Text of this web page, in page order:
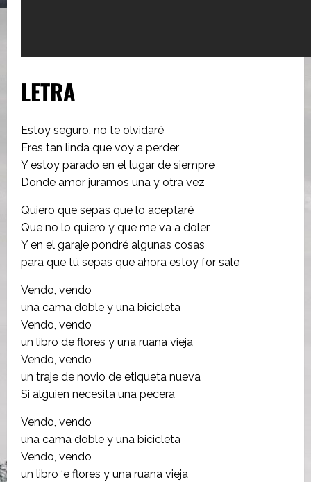
LETRA
Estoy seguro, no te olvidaré
Eres tan linda que voy a perder
Y estoy parado en el lugar de siempre
Donde amor juramos una y otra vez
Quiero que sepas que lo aceptaré
Que no lo quiero y que me va a doler
Y en el garaje pondré algunas cosas
para que tú sepas que ahora estoy for sale
Vendo, vendo
una cama doble y una bicicleta
Vendo, vendo
un libro de flores y una ruana vieja
Vendo, vendo
un traje de novio de etiqueta nueva
Si alguien necesita una pecera
Vendo, vendo
una cama doble y una bicicleta
Vendo, vendo
un libro ‘e flores y una ruana vieja